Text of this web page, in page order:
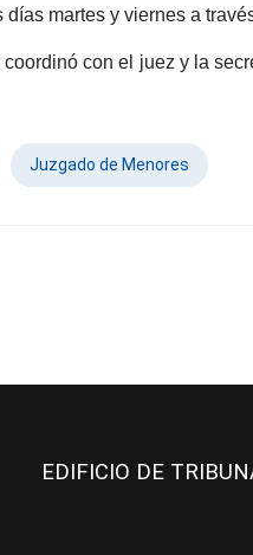
martes y viernes a
con el juez y la
Juzgado de Menores
EDIFICIO DE